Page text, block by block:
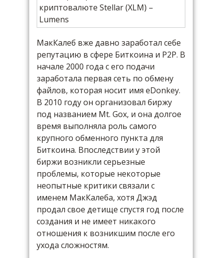
МакКалеб вже давно заработал себе
репутацию в сфере Биткоина и P2P. В
начале 2000 года с его подачи
заработала первая сеть по обмену
файлов, которая носит имя eDonkey.
В 2010 году он организовал биржу
под названием Mt. Gox, и она долгое
время выполняла роль самого
крупного обменного пункта для
Биткоина. Впоследствии у этой
биржи возникли серьезные
проблемы, которые некоторые
неопытные критики связали с
именем МакКалеба, хотя Джэд
продал свое детище спустя год после
создания и не имеет никакого
отношения к возникшим после его
ухода сложностям.